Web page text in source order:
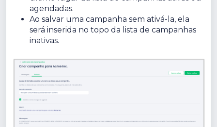
agendadas.
Ao salvar uma campanha sem ativá-la, ela
será inserida no topo da lista de campanhas
inativas.